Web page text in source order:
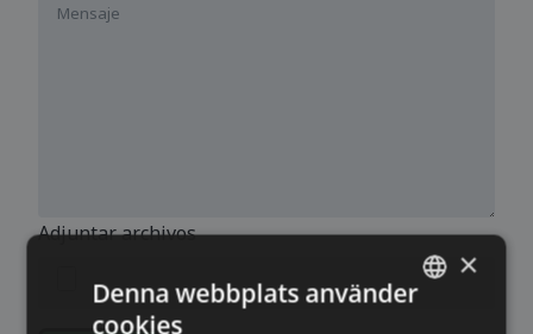
Adjuntar archivos
×
Denna webbplats använder
cookies